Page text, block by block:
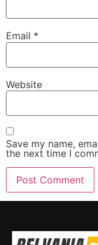
Email *
Website
Save my name,
the next time I